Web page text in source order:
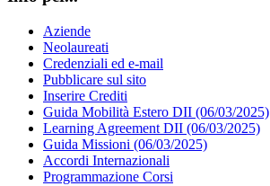
Aziende
Neolaureati
Credenziali ed e-mail
Pubblicare sul sito
Inserire Crediti
Guida Mobilità Estero DII (06/03/2025)
Learning Agreement DII (06/03/2025)
Guida Missioni (06/03/2025)
Accordi Internazionali
Programmazione Corsi